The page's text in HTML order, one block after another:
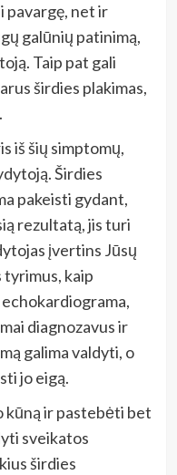
pavargę, net ir
galūnių patinimą,
Taip pat gali
širdies plakimas,
iš šių simptomų,
Širdies
pakeisti gydant,
rezultatą, jis turi
įvertins Jūsų
kaip
diagnozavus ir
galima valdyti, o
jo eigą.
kūną ir pastebėti bet
sveikatos
širdies